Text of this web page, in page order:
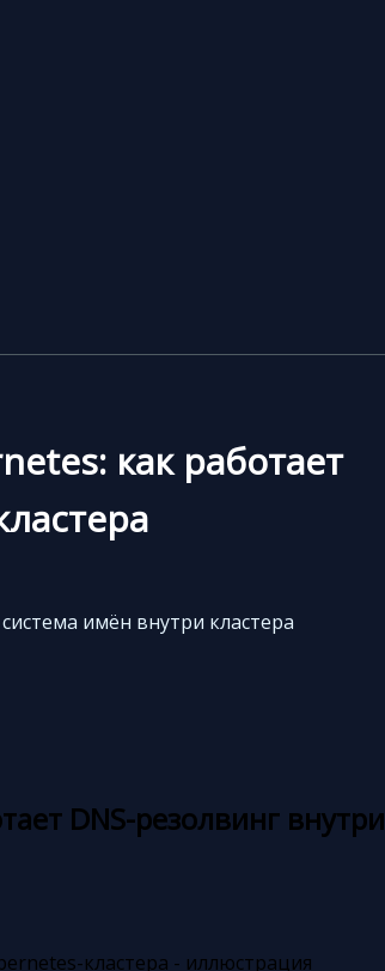
как работает
имён внутри кластера
DNS-резолвинг внутри